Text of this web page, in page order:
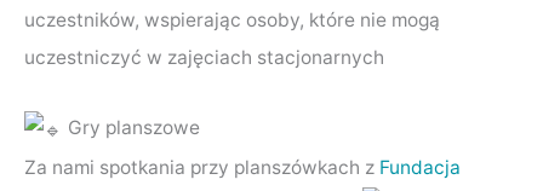
uczestników, wspierając osoby, które nie mogą
uczestniczyć w zajęciach stacjonarnych
Gry planszowe
Za nami spotkania przy planszówkach z Fundacja